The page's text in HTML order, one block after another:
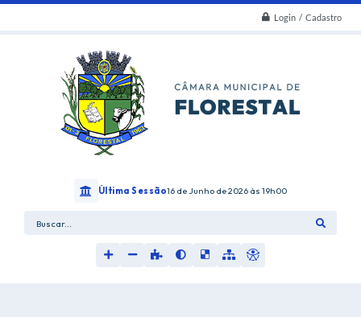
Login / Cadastro
Buscar...
Última Sessão16 de Junho de 2026 19h00